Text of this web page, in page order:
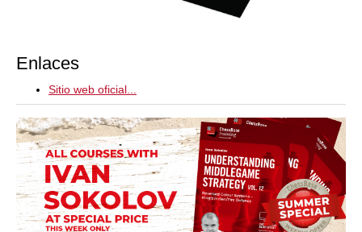
Enlaces
Sitio web oficial...